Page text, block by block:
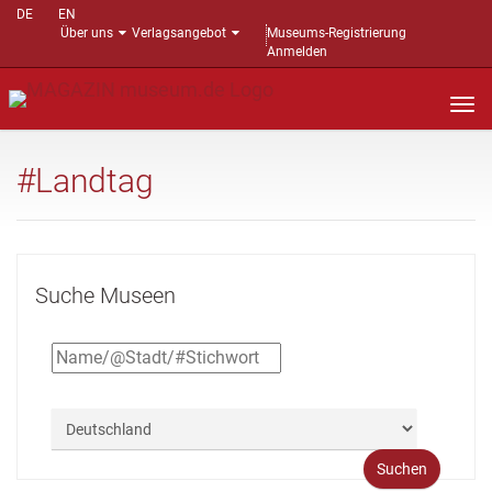
DE
EN
Über uns
Verlagsangebot
Museums-Registrierung
Anmelden
#Landtag
Suche Museen